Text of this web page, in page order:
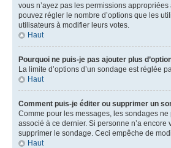
vous n’ayez pas les permissions
pouvez régler le nombre d’options que les
utilisateurs à modifier leurs votes.
Haut
Pourquoi ne puis-je pas ajouter plus
La limite d’options d’un sondage est réglée
Haut
Comment puis-je éditer ou supprimer un
Comme pour les messages, les sondages
associé à ce dernier. Si personne n’a
supprimer le sondage. Ceci empêche de
Haut